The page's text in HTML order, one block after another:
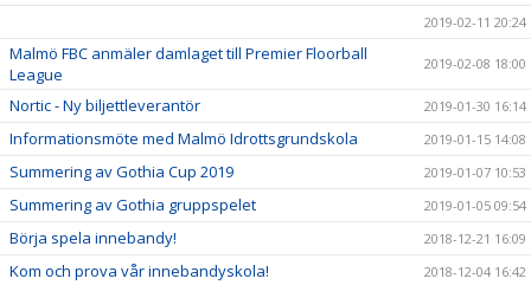
2019-02-11 20:24
Malmö FBC anmäler damlaget till Premier Floorball
League
2019-02-08 18:00
Nortic - Ny biljettleverantör 2019-01-30 16:14
Informationsmöte med Malmö Idrottsgrundskola 2019-01-15 14:08
Summering av Gothia Cup 2019 2019-01-07 10:53
Summering av Gothia gruppspelet 2019-01-05 09:54
Börja spela innebandy! 2018-12-21 16:09
Kom och prova vår innebandyskola! 2018-12-04 16:42